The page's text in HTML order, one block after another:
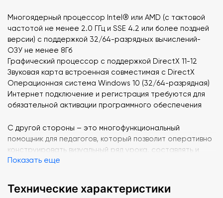
Многоядерный процессор Intel® или AMD (с тактовой
частотой не менее 2.0 ГГц и SSE 4.2 или более поздней
версии) с поддержкой 32/64-разрядных вычислений-
ОЗУ не менее 8Гб
Графический процессор с поддержкой DirectX 11-12
Звуковая карта встроенная совместимая с DirectX
Операционная система Windows 10 (32/64-разрядная)
Интернет подключение и регистрация требуются для
обязательной активации программного обеспечения
С другой стороны – это многофункциональный
помощник для педагогов, который позволит оперативно
конструировать визуальный ряд урока, составлять и
проводить интерактивные занятия с детьми, наглядно
Показать еще
Технические характеристики